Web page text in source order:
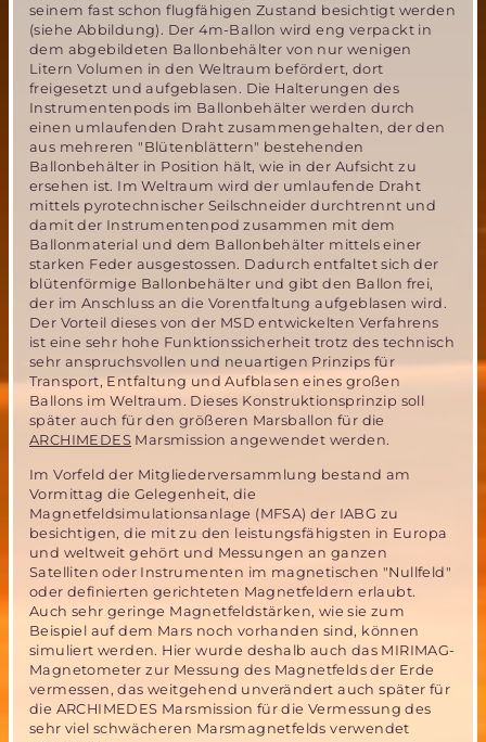
seinem fast schon flugfähigen Zustand besichtigt werden
(siehe Abbildung). Der 4m-Ballon wird eng verpackt in
dem abgebildeten Ballonbehälter von nur wenigen
Litern Volumen in den Weltraum befördert, dort
freigesetzt und aufgeblasen. Die Halterungen des
Instrumentenpods im Ballonbehälter werden durch
einen umlaufenden Draht zusammengehalten, der den
aus mehreren "Blütenblättern" bestehenden
Ballonbehälter in Position hält, wie in der Aufsicht zu
ersehen ist. Im Weltraum wird der umlaufende Draht
mittels pyrotechnischer Seilschneider durchtrennt und
damit der Instrumentenpod zusammen mit dem
Ballonmaterial und dem Ballonbehälter mittels einer
starken Feder ausgestossen. Dadurch entfaltet sich der
blütenförmige Ballonbehälter und gibt den Ballon frei,
der im Anschluss an die Vorentfaltung aufgeblasen wird.
Der Vorteil dieses von der MSD entwickelten Verfahrens
ist eine sehr hohe Funktionssicherheit trotz des technisch
sehr anspruchsvollen und neuartigen Prinzips für
Transport, Entfaltung und Aufblasen eines großen
Ballons im Weltraum. Dieses Konstruktionsprinzip soll
später auch für den größeren Marsballon für die
ARCHIMEDES Marsmission angewendet werden.
Im Vorfeld der Mitgliederversammlung bestand am
Vormittag die Gelegenheit, die
Magnetfeldsimulationsanlage (MFSA) der IABG zu
besichtigen, die mit zu den leistungsfähigsten in Europa
und weltweit gehört und Messungen an ganzen
Satelliten oder Instrumenten im magnetischen "Nullfeld"
oder definierten gerichteten Magnetfeldern erlaubt.
Auch sehr geringe Magnetfeldstärken, wie sie zum
Beispiel auf dem Mars noch vorhanden sind, können
simuliert werden. Hier wurde deshalb auch das MIRIMAG-
Magnetometer zur Messung des Magnetfelds der Erde
vermessen, das weitgehend unverändert auch später für
die ARCHIMEDES Marsmission für die Vermessung des
sehr viel schwächeren Marsmagnetfelds verwendet